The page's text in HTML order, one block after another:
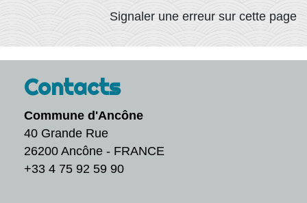
Signaler une erreur sur cette page
Contacts
Commune d'Ancône
40 Grande Rue
26200 Ancône - FRANCE
+33 4 75 92 59 90